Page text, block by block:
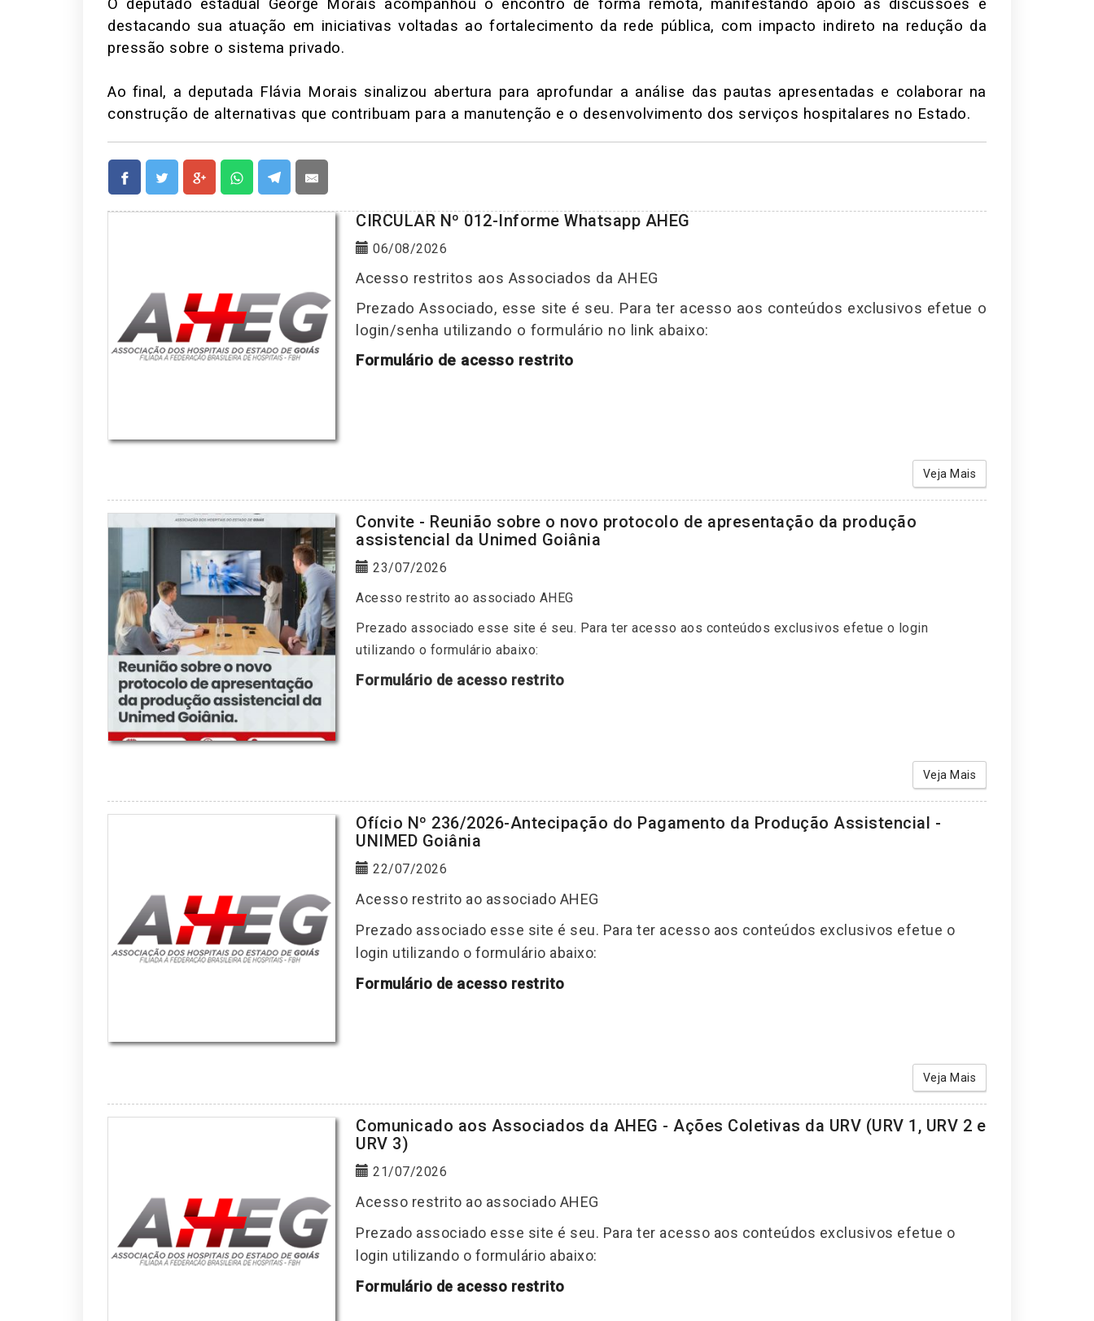
O deputado estadual George Morais acompanhou o encontro de forma remota, manifestando apoio às discussões e
destacando sua atuação em iniciativas voltadas ao fortalecimento da rede pública, com impacto indireto na redução da
pressão sobre o sistema privado.
Ao final, a deputada Flávia Morais sinalizou abertura para aprofundar a análise das pautas apresentadas e colaborar na
construção de alternativas que contribuam para a manutenção e o desenvolvimento dos serviços hospitalares no Estado.
CIRCULAR Nº 012-Informe Whatsapp AHEG
06/08/2026
Acesso restritos aos Associados da AHEG
Prezado Associado, esse site é seu. Para ter acesso aos conteúdos exclusivos efetue o
login/senha utilizando o formulário no link abaixo:
Formulário de acesso restrito
Veja Mais
Convite - Reunião sobre o novo protocolo de apresentação da produção
assistencial da Unimed Goiânia
23/07/2026
Acesso restrito ao associado AHEG
Prezado associado esse site é seu. Para ter acesso aos conteúdos exclusivos efetue o login
utilizando o formulário abaixo:
Formulário de acesso restrito
Veja Mais
Ofício Nº 236/2026-Antecipação do Pagamento da Produção Assistencial -
UNIMED Goiânia
22/07/2026
Acesso restrito ao associado AHEG
Prezado associado esse site é seu. Para ter acesso aos conteúdos exclusivos efetue o
login utilizando o formulário abaixo:
Formulário de acesso restrito
Veja Mais
Comunicado aos Associados da AHEG - Ações Coletivas da URV (URV 1, URV 2 e
URV 3)
21/07/2026
Acesso restrito ao associado AHEG
Prezado associado esse site é seu. Para ter acesso aos conteúdos exclusivos efetue o
login utilizando o formulário abaixo:
Formulário de acesso restrito